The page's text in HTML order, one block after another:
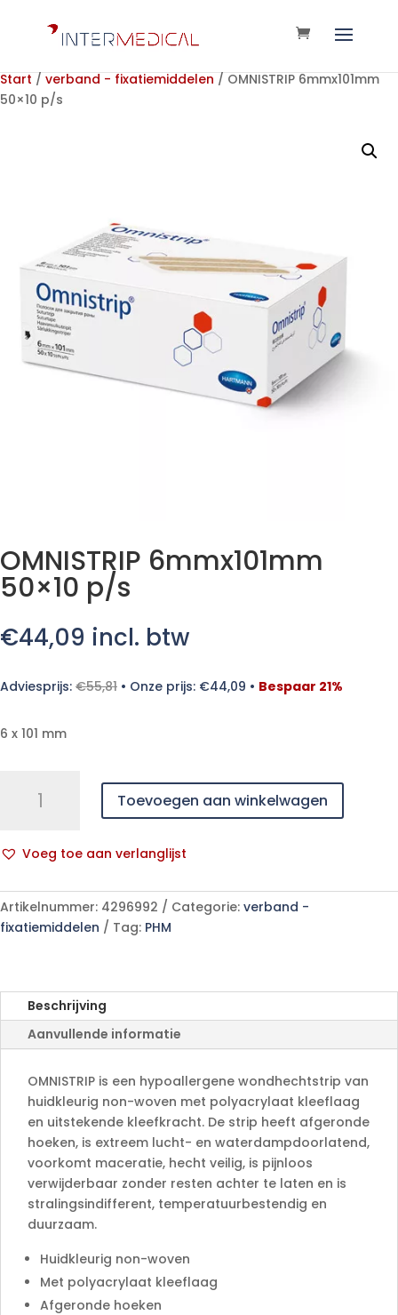
Start / verband - fixatiemiddelen / OMNISTRIP 6mmx101mm
50×10 p/s
OMNISTRIP 6mmx101mm
50×10 p/s
€44,09 incl. btw
Adviesprijs: €55,81 • Onze prijs: €44,09 • Bespaar 21%
6 x 101 mm
6mmx101mm
aantal
Toevoegen aan winkelwagen
Voeg toe aan verlanglijst
l
t
e
a
t
Artikelnummer: 4296992 Categorie: verband -
fixatiemiddelen
Tag: PHM
Beschrijving
Aanvullende informatie
OMNISTRIP is een hypoallergene wondhechtstrip van
huidkleurig non-woven met polyacrylaat kleeflaag
en uitstekende kleefkracht. De strip heeft afgeronde
hoeken, is extreem lucht- en waterdampdoorlatend,
voorkomt maceratie, hecht veilig, is pijnloos
verwijderbaar zonder resten achter te laten en is
stralingsindifferent, temperatuurbestendig en
duurzaam.
Huidkleurig non-woven
Met polyacrylaat kleeflaag
Afgeronde hoeken